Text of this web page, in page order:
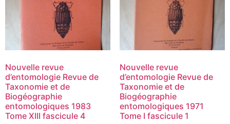
Nouvelle revue
d’entomologie Revue de
Taxonomie et de
Biogéographie
entomologiques 1983
Tome XIII fascicule 4
Nouvelle revue
d’entomologie Revue de
Taxonomie et de
Biogéographie
entomologiques 1971
Tome I fascicule 1